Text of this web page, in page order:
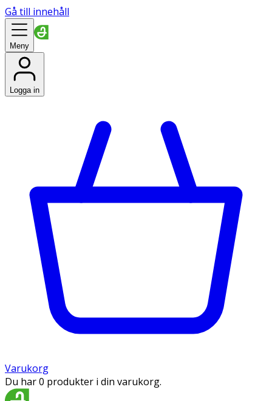
Gå till innehåll
Meny
Logga in
Varukorg
Du har 0 produkter i din varukorg.